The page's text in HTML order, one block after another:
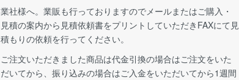
業社様へ。業販も行っておりますのでメールまたはご購入・
見積の案内から見積依頼書をプリントしていただきFAXにて見
積もりの依頼を行ってください。
ご注文いただきました商品は代金引換の場合はご注文をいた
だいてから、振り込みの場合はご入金をいただいてから1週間